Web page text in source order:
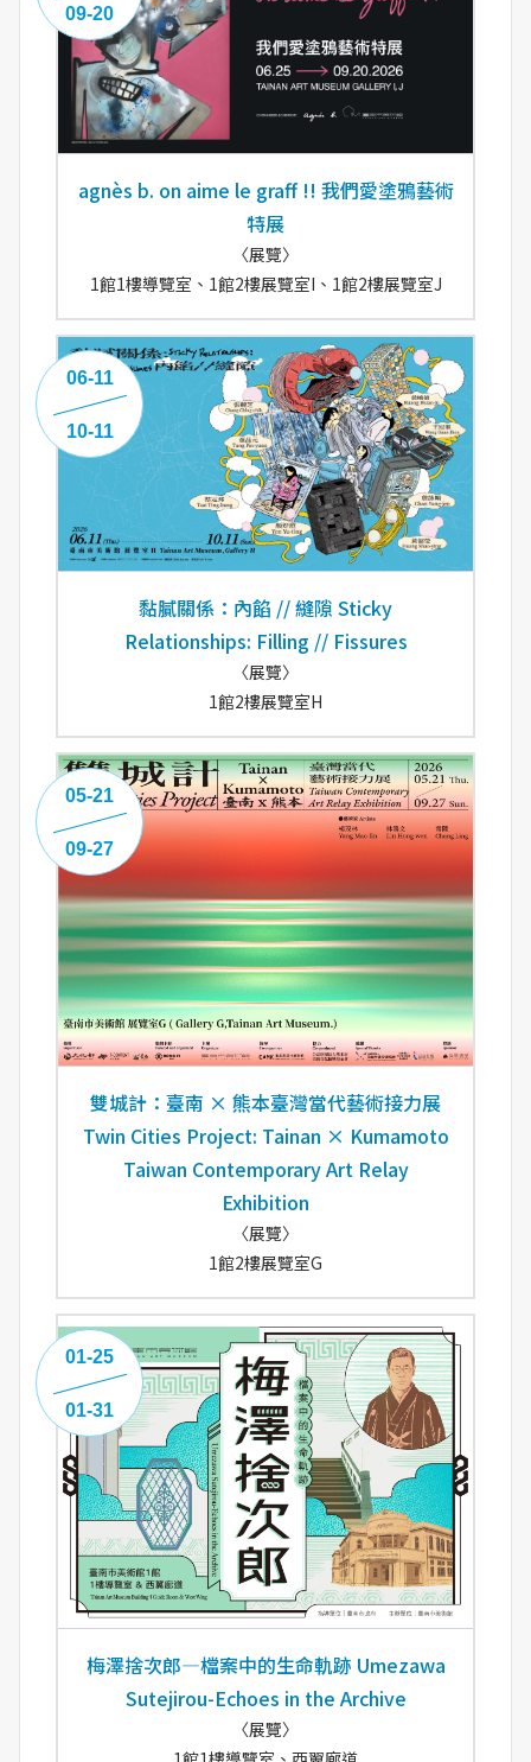
agnès b. on aime le graff !! 我們愛塗鴉藝術
特展
〈展覽〉
1館1樓導覽室、1館2樓展覽室I、1館2樓展覽室J
09-20
黏膩關係：內餡 // 縫隙 Sticky
Relationships: Filling // Fissures
〈展覽〉
1館2樓展覽室H
06-11
10-11
雙城計：臺南 × 熊本臺灣當代藝術接力展
Twin Cities Project: Tainan × Kumamoto
Taiwan Contemporary Art Relay
Exhibition
〈展覽〉
1館2樓展覽室G
05-21
09-27
梅澤捨次郎—檔案中的生命軌跡 Umezawa
Sutejirou-Echoes in the Archive
〈展覽〉
01-25
01-31